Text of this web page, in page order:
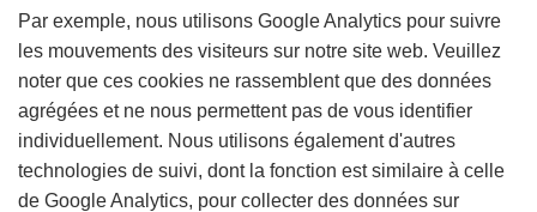
Par exemple, nous utilisons Google Analytics pour suivre
les mouvements des visiteurs sur notre site web. Veuillez
noter que ces cookies ne rassemblent que des données
agrégées et ne nous permettent pas de vous identifier
individuellement. Nous utilisons également d'autres
technologies de suivi, dont la fonction est similaire à celle
de Google Analytics, pour collecter des données sur